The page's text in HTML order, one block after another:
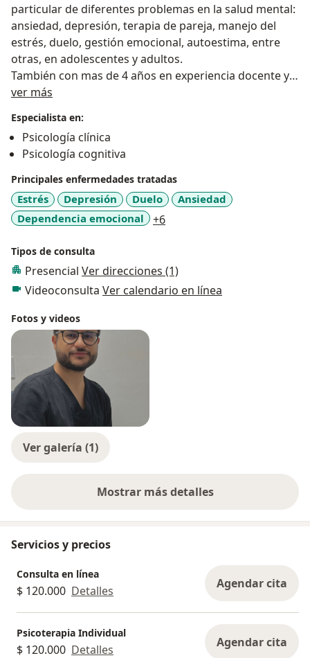
particular de diferentes problemas en la salud mental:
ansiedad, depresión, terapia de pareja, manejo del
estrés, duelo, gestión emocional, autoestima, entre
otras, en adolescentes y adultos.
También con mas de 4 años en experiencia docente y
psicología hospitalaria.
presencial y cuento con las herramientas para
ayudarte en ese malestar emocional o problema que
esta afectando.
ver más
Especialista en:
Psicología clínica
Psicología cognitiva
Principales enfermedades tratadas
Estrés Depresión Duelo
Ansiedad
Dependencia emocional
+6a11y_sr_more_diseases
Tipos de consulta
Presencial Ver direcciones (1)
Videoconsulta Ver calendario en línea
Fotos y videos
Ver galería (1)
Mostrar más detalles
sobre la experiencia
Servicios y precios
Consulta en línea
$ 120.000 Detalles Agendar cita
Psicoterapia Individual
$ 120.000 Detalles Agendar cita